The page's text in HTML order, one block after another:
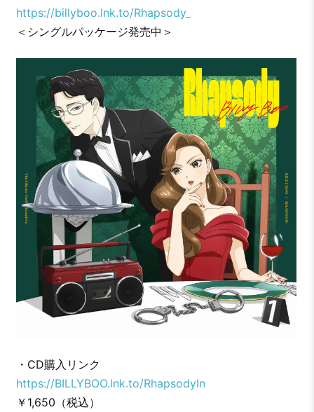
https://billyboo.lnk.to/Rhapsody_
＜シングルパッケージ発売中＞
・CD購入リンク
https://BILLYBOO.lnk.to/RhapsodyIn
￥1,650（税込）